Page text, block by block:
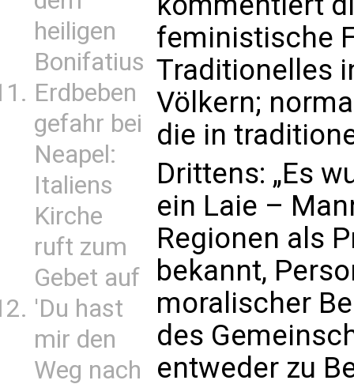
heiligen
Bonifatius
Erdbeben
gefahr bei
Neapel:
Italiens
Kirche
ruft zum
Gebet auf
'Du hast
mir den
Weg nach
feministische
Traditionelles
Völkern;
die in
Drittens: „Es
ein Laie –
Regionen als
bekannt,
moralischer
des
entweder zu